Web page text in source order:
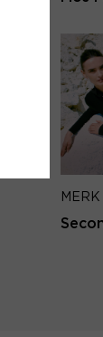
MERK